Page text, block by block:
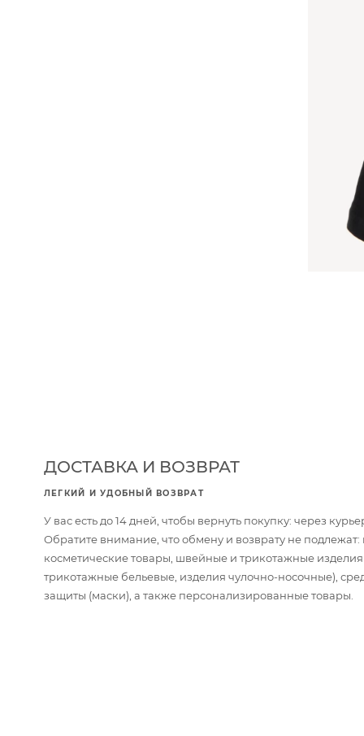
ДОСТАВКА И ВОЗВРАТ
ЛЕГКИЙ И УДОБНЫЙ ВОЗВРАТ
У вас есть до 14 дней, чтобы вернуть покупку: через
Обратите внимание, что обмену и возврату не
косметические товары, швейные и трикотажные
трикотажные бельевые, изделия чулочно-носочные),
защиты (маски), а также персонализированные товары.